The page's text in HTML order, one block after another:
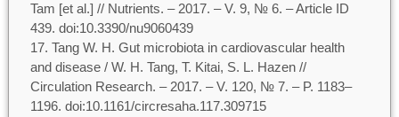
Tam [et al.] // Nutrients. – 2017. – V. 9, № 6. – Article ID
439. doi:10.3390/nu9060439
Tang W. H. Gut microbiota in cardiovascular health
and disease / W. H. Tang, T. Kitai, S. L. Hazen //
Circulation Research. – 2017. – V. 120, № 7. – P. 1183–
1196. doi:10.1161/circresaha.117.309715